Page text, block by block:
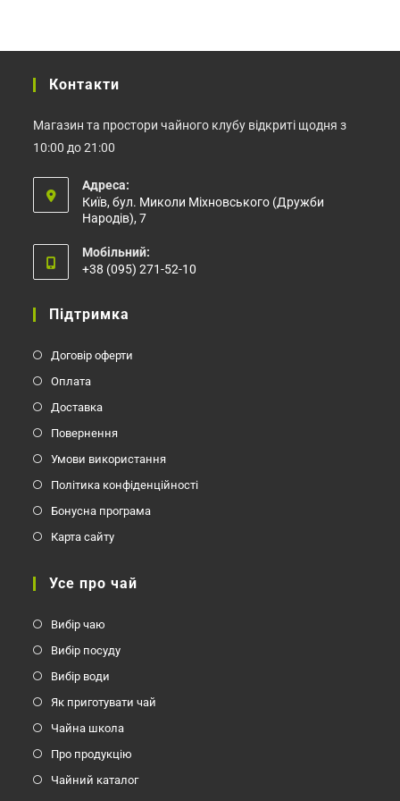
Контакти
Магазин та простори чайного клубу відкриті щодня з
10:00 до 21:00
Адреса:
Київ, бул. Миколи Міхновського (Дружби
Народів), 7
Мобільний:
+38 (095) 271-52-10
у
застосунку
Підтримка
Договір оферти
Оплата
Доставка
Повернення
Умови використання
Політика конфіденційності
Бонусна програма
Карта сайту
Усе про чай
Вибір чаю
Вибір посуду
Вибір води
Як приготувати чай
Чайна школа
Про продукцію
Чайний каталог